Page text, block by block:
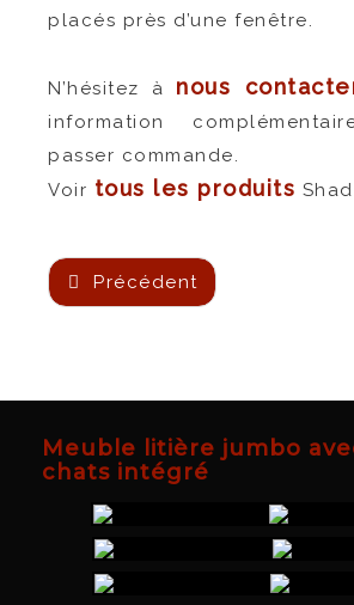
placés près d’une fenêtre.
N’hésitez à nous
information
passer commande.
Voir tous les produits
Précédent
Meuble litière jumbo
chats intégré